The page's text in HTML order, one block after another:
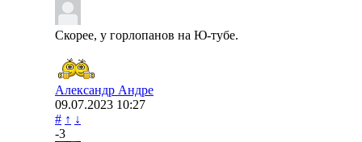
Скорее, у горлопанов на Ю-тубе.
Александр Андре
09.07.2023 10:27
# ↑ ↓
-3